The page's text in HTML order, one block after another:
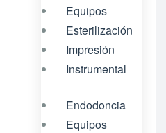
Equipos
Esterilización
Impresión
Instrumental
Endodoncia
Equipos